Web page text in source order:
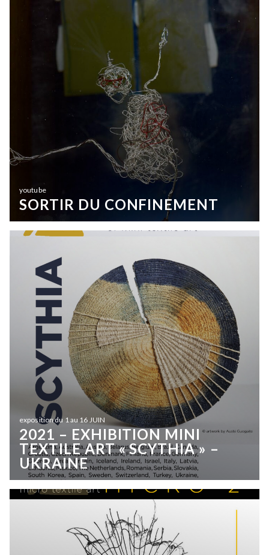
youtube
SORTIR DU CONFINEMENT
exposition du 1 au 16 JUIN
2021 – EXHIBITION MINI
TEXTILE ART « SCYTHIA » –
UKRAINE